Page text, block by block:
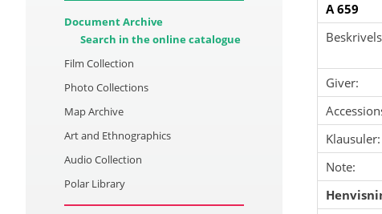
Document Archive
Search in the online catalogue
Film Collection
Photo Collections
Map Archive
Art and Ethnographics
Audio Collection
Polar Library
A 659
Giver:
Klausuler:
Note: